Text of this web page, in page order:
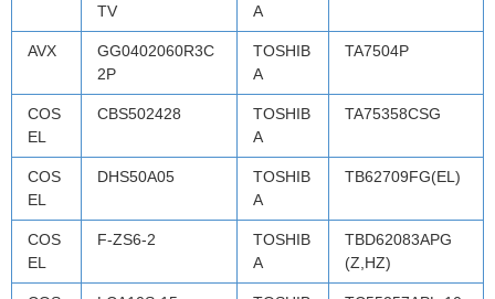
TV A
AVX
GG0402060R3C
2P
TOSHIB
A
TA7504P
COS
EL
CBS502428
TOSHIB
A
TA75358CSG
COS
EL
DHS50A05
TOSHIB
A
TB62709FG(EL)
COS
EL
F-ZS6-2
TOSHIB
A
TBD62083APG
(Z,HZ)